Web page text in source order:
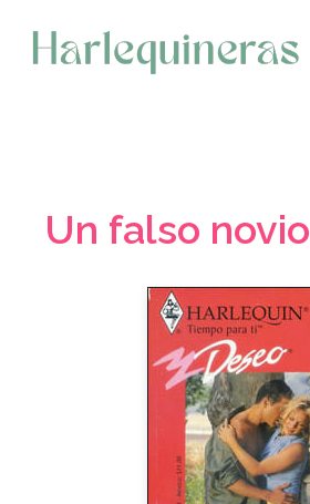
contenido
Un falso novio